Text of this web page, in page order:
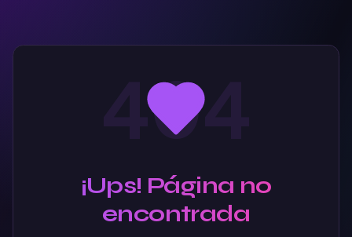
404
¡Ups! Página no
encontrada